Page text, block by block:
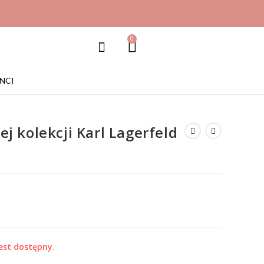
0
kolekcji Karl Lagerfeld
dostępny.